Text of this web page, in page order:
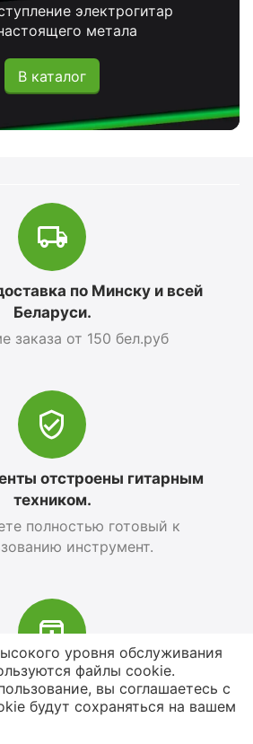
электрогитар
метала
В каталог
по Минску и всей
Беларуси.
заказа от 150 бел.руб
отстроены гитарным
техником.
полностью готовый к
инструмент.
4000 наименований
товаров
до сценического
уровня обслуживания
файлы cookie.
вы соглашаетесь с
будут сохраняться на вашем